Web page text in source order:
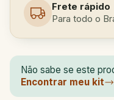
Frete rápido
Para todo o
Não sabe se este
Encontrar meu kit